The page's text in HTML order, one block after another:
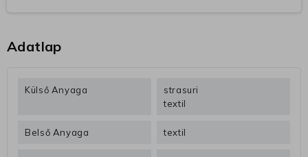
Adatlap
Külső Anyaga
strasuri
textil
Belső Anyaga textil